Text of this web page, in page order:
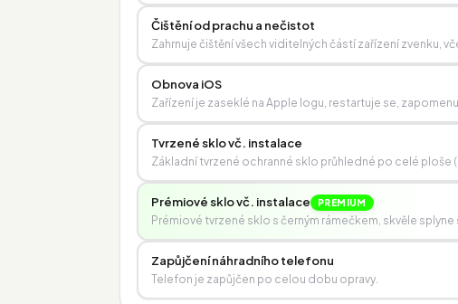
Čištění od prachu a nečistot
Zahrnuje čištění všech viditelných částí zařízení zvenku,
Obnova iOS
Zařízení je zaseklé na Apple logu, restartuje se,
Tvrzené sklo vč. instalace
Základní tvrzené ochranné sklo průhledné po celé ploše
Prémiové sklo vč. instalace PREMIUM
Prémiové tvrzené sklo s černým rámečkem, skvěle
Zapůjčení náhradního telefonu
Telefon je zapůjčen po celou dobu opravy.